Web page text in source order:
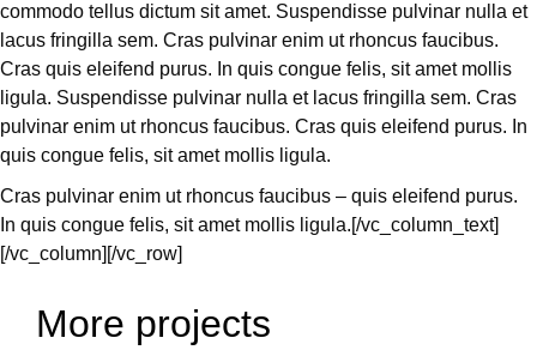
commodo tellus dictum sit amet. Suspendisse pulvinar nulla et
lacus fringilla sem. Cras pulvinar enim ut rhoncus faucibus.
Cras quis eleifend purus. In quis congue felis, sit amet mollis
ligula. Suspendisse pulvinar nulla et lacus fringilla sem. Cras
pulvinar enim ut rhoncus faucibus. Cras quis eleifend purus. In
quis congue felis, sit amet mollis ligula.
Cras pulvinar enim ut rhoncus faucibus – quis eleifend purus.
In quis congue felis, sit amet mollis ligula.[/vc_column_text]
[/vc_column][/vc_row]
More projects